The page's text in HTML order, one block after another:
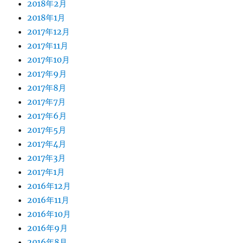
2018年2月
2018年1月
2017年12月
2017年11月
2017年10月
2017年9月
2017年8月
2017年7月
2017年6月
2017年5月
2017年4月
2017年3月
2017年1月
2016年12月
2016年11月
2016年10月
2016年9月